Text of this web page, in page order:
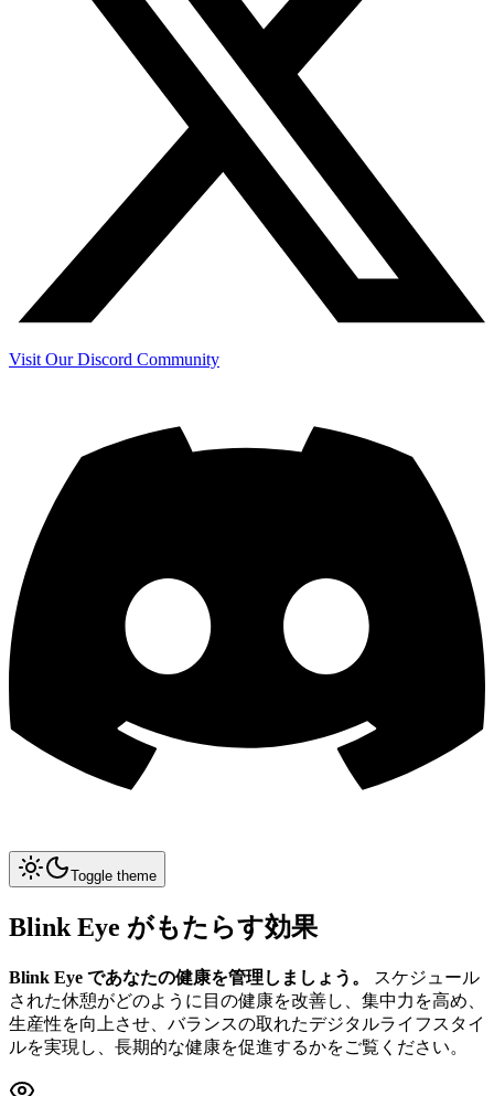
Visit Our Discord Community
Toggle theme
Blink Eye がもたらす効果
Blink Eye であなたの健康を管理しましょう。
スケジュール
された休憩がどのように目の健康を改善し、集中力を高め、
生産性を向上させ、バランスの取れたデジタルライフスタイ
ルを実現し、長期的な健康を促進するかをご覧ください。